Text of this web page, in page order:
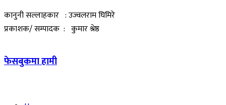
कानुनी सल्लाहकार : उज्वलराम घिमिरे
प्रकाशक/ सम्पादक : कुमार श्रेष्ठ
फेसबुकमा हामी